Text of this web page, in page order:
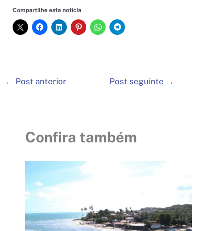
Compartilhe esta notícia
← Post anterior Post seguinte →
Confira também